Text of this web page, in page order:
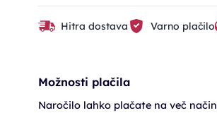
Hitra dostava Varno plačilo
Možnosti plačila
Naročilo lahko plačate na več